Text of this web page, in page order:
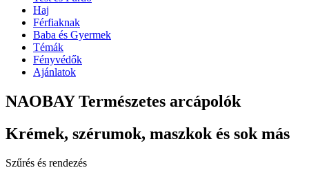
Haj
Férfiaknak
Baba és Gyermek
Témák
Fényvédők
Ajánlatok
NAOBAY Természetes arcápolók
Krémek, szérumok, maszkok és sok más
Szűrés és rendezés